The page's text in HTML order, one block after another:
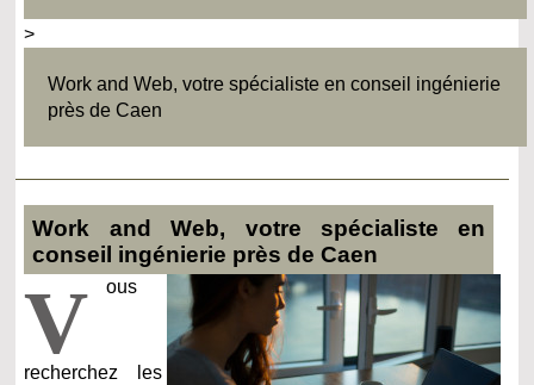
>
Work and Web, votre spécialiste en conseil ingénierie
près de Caen
Work and Web, votre spécialiste en
conseil ingénierie près de Caen
V ous
recherchez les